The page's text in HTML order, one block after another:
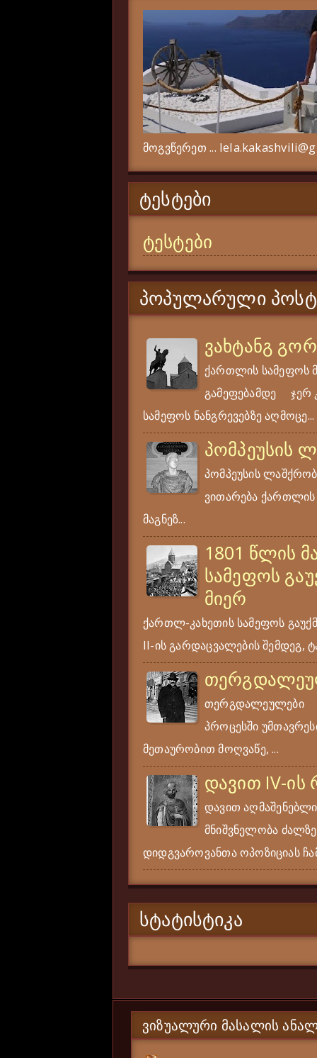
მოგვწერეთ ...
ᲢᲔᲡᲢᲔᲑᲘ
ტესტები
ᲞᲝᲞᲣᲚᲐᲠᲣᲚᲘ
ვახტანგ
ქართლის სამეფოს
გამეფებამდე ჯერ
სამეფოს ნანგრევებზე აღმოცე...
პომპეუსის
პომპეუსის
ვითარება ქართლის
მაგნეზ...
1801 წლის
სამეფოს
მიერ
ქართლ-კახეთის სამეფოს
II-ის გარდაცვალების შემდეგ,
თერგდალეულები
პროცესში
მეთაურობით მოღვაწე, ...
დავით IV-
დავით
მნიშვნელობა
დიდგვაროვანთა ოპოზიციას
ᲡᲢᲐᲢᲘᲡᲢᲘᲙᲐ
ᲕᲘᲖᲣᲐᲚᲣᲠᲘ ᲛᲐᲡᲐᲚᲘᲡ